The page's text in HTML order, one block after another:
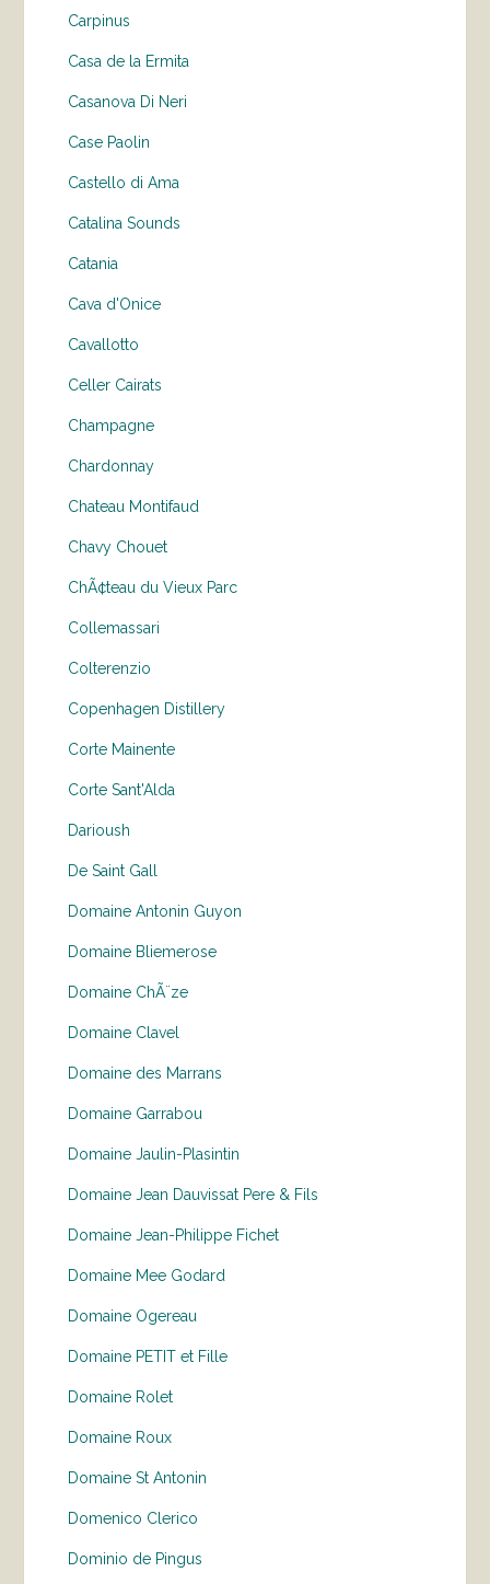
Carpinus
Casa de la Ermita
Casanova Di Neri
Case Paolin
Castello di Ama
Catalina Sounds
Catania
Cava d'Onice
Cavallotto
Celler Cairats
Champagne
Chardonnay
Chateau Montifaud
Chavy Chouet
ChÃ¢teau du Vieux Parc
Collemassari
Colterenzio
Copenhagen Distillery
Corte Mainente
Corte Sant'Alda
Darioush
De Saint Gall
Domaine Antonin Guyon
Domaine Bliemerose
Domaine ChÃ¨ze
Domaine Clavel
Domaine des Marrans
Domaine Garrabou
Domaine Jaulin-Plasintin
Domaine Jean Dauvissat Pere & Fils
Domaine Jean-Philippe Fichet
Domaine Mee Godard
Domaine Ogereau
Domaine PETIT et Fille
Domaine Rolet
Domaine Roux
Domaine St Antonin
Domenico Clerico
Dominio de Pingus